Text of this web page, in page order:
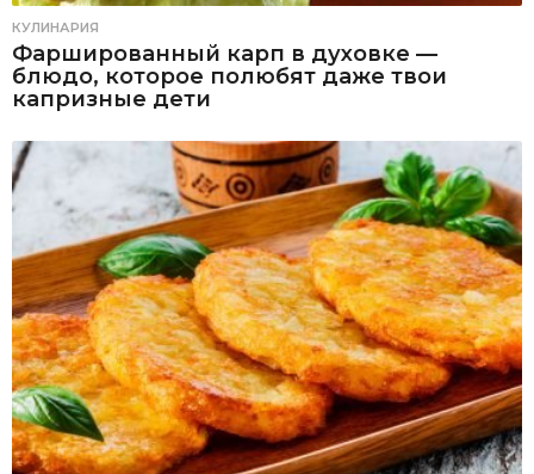
КУЛИНАРИЯ
Фаршированный карп в духовке —
блюдо, которое полюбят даже твои
капризные дети